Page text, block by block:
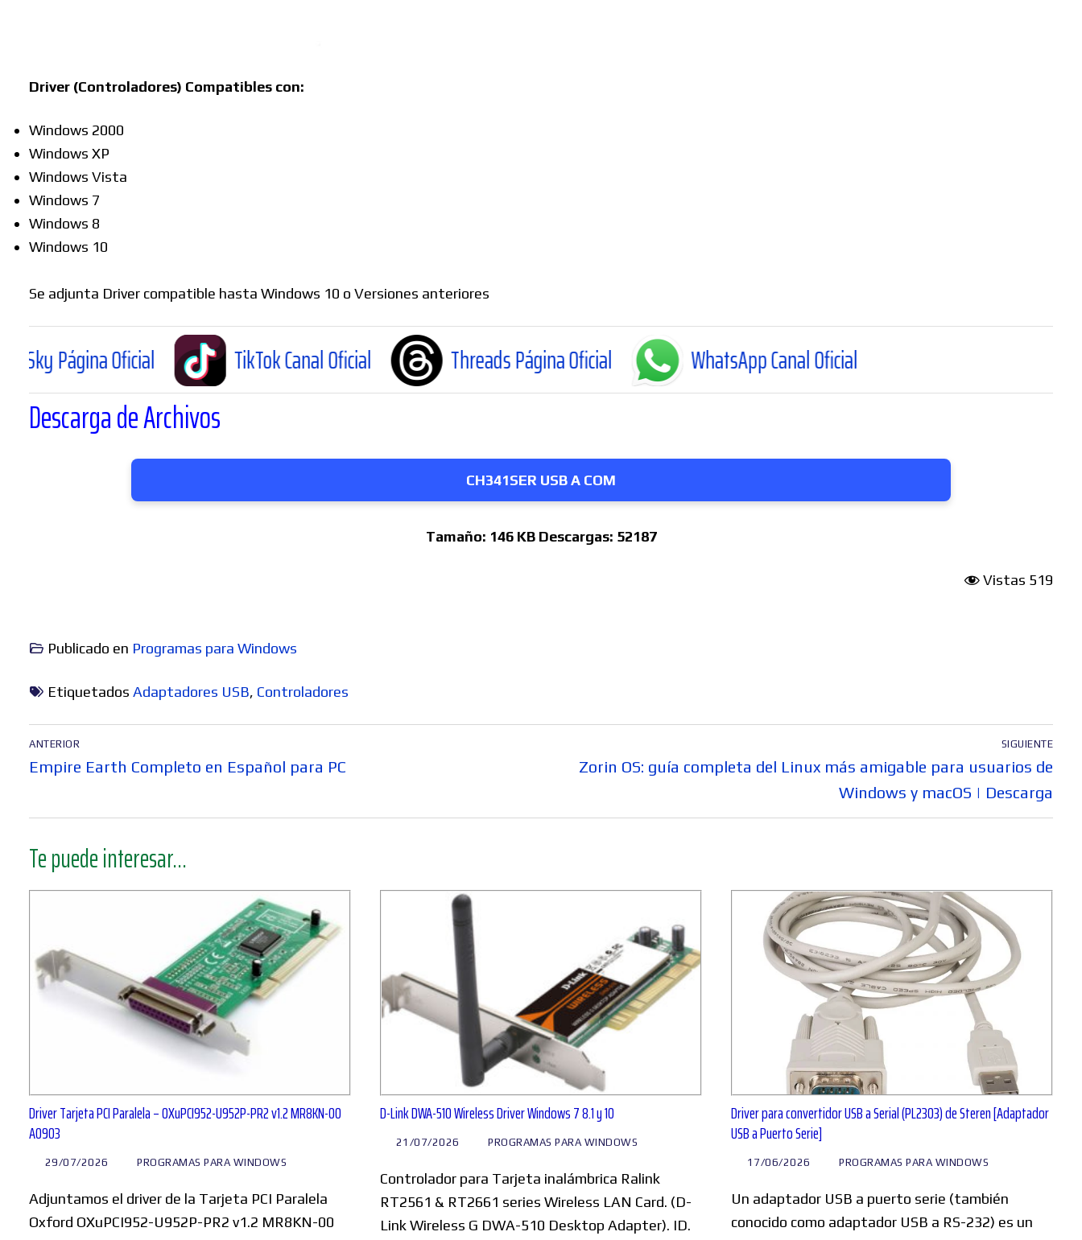
Driver (Controladores) Compatibles con:
Windows 2000
Windows XP
Windows Vista
Windows 7
Windows 8
Windows 10
Se adjunta Driver compatible hasta Windows 10 o Versiones anteriores
Oficial TikTok Canal Oficial Threads Página Oficial WhatsApp Canal Oficial
Descarga de Archivos
CH341SER USB A COM
Tamaño: 146 KB Descargas: 52187
Vistas 519
Publicado en Programas para Windows
Etiquetados Adaptadores USB, Controladores
Navegación
de
ANTERIOR
Entrada
Empire Earth Completo en Español para PC
SIGUIENTE
Entrada
Zorin OS: guía completa del Linux más amigable para usuarios de
Windows y macOS | Descarga
Te puede interesar...
Driver Tarjeta PCI Paralela – OXuPCI952-U952P-PR2 v1.2 MR8KN-00
A0903
29/07/2026 PROGRAMAS PARA WINDOWS
Adjuntamos el driver de la Tarjeta PCI Paralela
Oxford OXuPCI952-U952P-PR2 v1.2 MR8KN-00
D-Link DWA-510 Wireless Driver Windows 7 8.1 y 10
21/07/2026 PROGRAMAS PARA WINDOWS
Controlador para Tarjeta inalámbrica Ralink
RT2561 & RT2661 series Wireless LAN Card. (D-
Link Wireless G DWA-510 Desktop Adapter). ID.
Driver para convertidor USB a Serial (PL2303) de Steren [Adaptador
USB a Puerto Serie]
17/06/2026 PROGRAMAS PARA WINDOWS
Un adaptador USB a puerto serie (también
conocido como adaptador USB a RS-232) es un